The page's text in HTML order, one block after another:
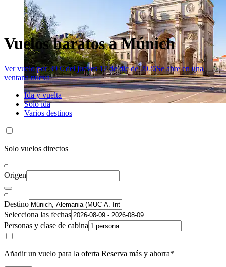
Vuelos baratos a Múnich
Ver vuelo por 39 € del jueves 17 de dic de 2026Se abre en una
ventana nueva
Ida y vuelta
Solo ida
Varios destinos
Solo vuelos directos
Origen
Destino
Selecciona las fechas
Personas y clase de cabina
Añadir un vuelo para la oferta Reserva más y ahorra*